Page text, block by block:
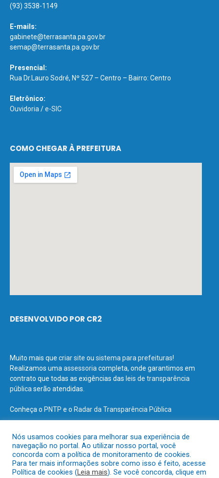
(93) 3538-1149
E-mails:
gabinete@terrasanta.pa.gov.br
semap@terrasanta.pa.gov.br
Presencial:
Rua Dr.Lauro Sodré, Nº 527 – Centro – Bairro: Centro
Eletrônico:
Ouvidoria /e-SIC
COMO CHEGAR À PREFEITURA
DESENVOLVIDO POR CR2
Muito mais que criar site ou sistema para prefeituras!
Realizamos uma assessoria completa, onde garantimos em
contrato que todas as exigências das leis de transparência
pública serão atendidas.
Conheça o PNTP e o Radar da Transparência Pública
Todos os direitos reservados a Prefeitura Municipal de Terra Santa.
Nós usamos cookies para melhorar sua experiência de
navegação no portal. Ao utilizar nosso portal, você
concorda com a política de monitoramento de cookies.
Para ter mais informações sobre como isso é feito, acesse
Política de cookies (Leia mais). Se você concorda, clique em